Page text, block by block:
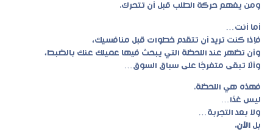
ومن يفهم حركة الطلب قبل أن تتحرك.
أما أنت…
فإذا كنت تريد أن تتقدم خطوات قبل منافسيك،
وأن تظهر عند اللحظة التي يبحث فيها عميلك عنك بالضبط،
وألّا تبقى متفرجًا على سباق السوق…
فهذه هي اللحظة.
ليس غدًا…
ولا بعد التجربة…
بل الآن.